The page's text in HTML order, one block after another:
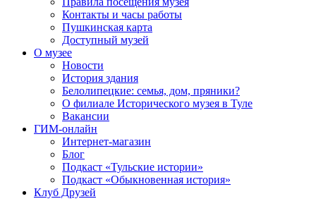
Контакты и часы работы
Пушкинская карта
Доступный музей
О музее
Новости
История здания
Белолипецкие: семья, дом, пряники?
О филиале Исторического музея в Туле
Вакансии
ГИМ-онлайн
Интернет-магазин
Блог
Подкаст «Тульские истории»
Подкаст «Обыкновенная история»
Клуб Друзей